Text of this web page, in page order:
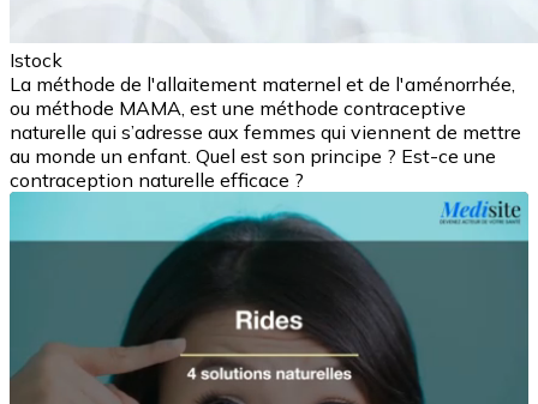
Istock
La méthode de l'allaitement maternel et de l'aménorrhée,
ou méthode MAMA, est une méthode contraceptive
naturelle qui s’adresse aux femmes qui viennent de mettre
au monde un enfant. Quel est son principe ? Est-ce une
contraception naturelle efficace ?